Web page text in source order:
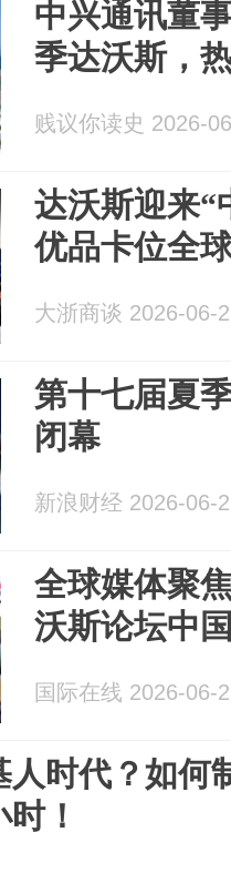
中兴通讯董
季达沃斯，
贱议你读史 2026-
达沃斯迎来“
优品卡位全
大浙商谈 2026-06-
第十七届夏
闭幕
新浪财经 2026-06-
全球媒体聚
沃斯论坛中
国际在线 2026-06-
时代？如何
！